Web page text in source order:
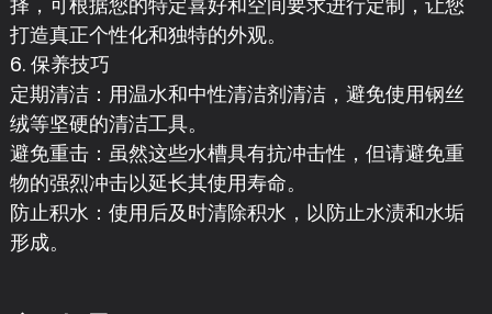
打造真正个性化和独特的外观。
6. 保养技巧
定期清洁：用温水和中性清洁剂清洁，避免使用钢丝
绒等坚硬的清洁工具。
避免重击：虽然这些水槽具有抗冲击性，但请避免重
物的强烈冲击以延长其使用寿命。
防止积水：使用后及时清除积水，以防止水渍和水垢
形成。